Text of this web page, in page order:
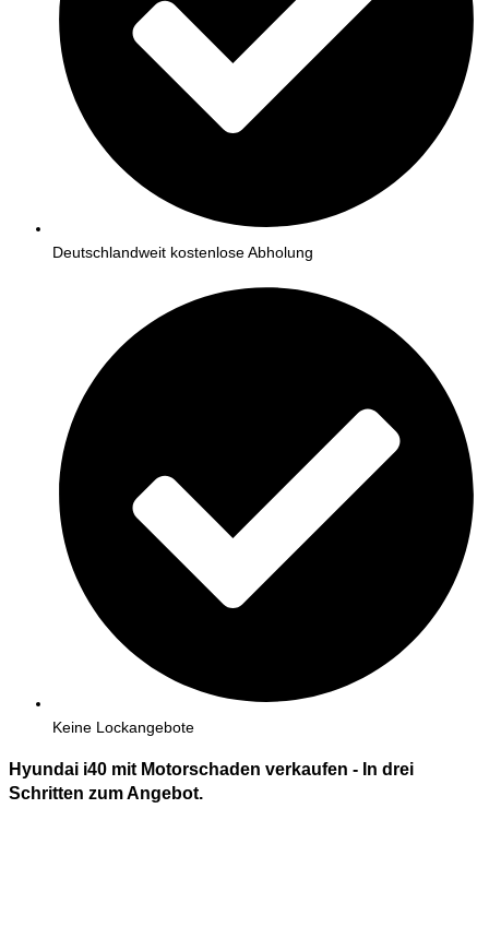
Deutschlandweit kostenlose Abholung
Keine Lockangebote
Hyundai i40 mit Motorschaden verkaufen - In drei
Schritten zum Angebot.